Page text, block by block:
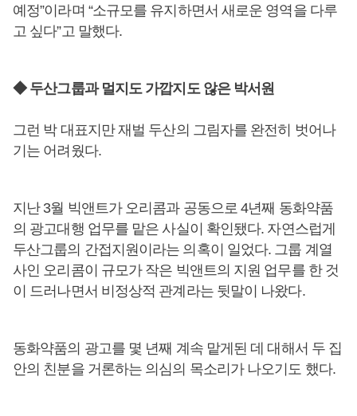
예정”이라며 “소규모를 유지하면서 새로운 영역을 다루
고 싶다”고 말했다.
◆ 두산그룹과 멀지도 가깝지도 않은 박서원
그런 박 대표지만 재벌 두산의 그림자를 완전히 벗어나
기는 어려웠다.
지난 3월 빅앤트가 오리콤과 공동으로 4년째 동화약품
의 광고대행 업무를 맡은 사실이 확인됐다. 자연스럽게
두산그룹의 간접지원이라는 의혹이 일었다. 그룹 계열
사인 오리콤이 규모가 작은 빅앤트의 지원 업무를 한 것
이 드러나면서 비정상적 관계라는 뒷말이 나왔다.
동화약품의 광고를 몇 년째 계속 맡게된 데 대해서 두 집
안의 친분을 거론하는 의심의 목소리가 나오기도 했다.